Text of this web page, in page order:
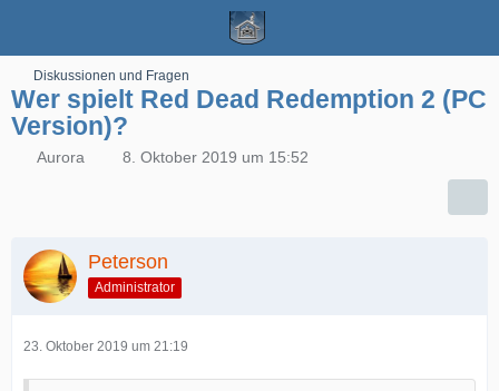
Diskussionen und Fragen
Wer spielt Red Dead Redemption 2 (PC
Version)?
Aurora 8. Oktober 2019 um 15:52
Peterson
Administrator
23. Oktober 2019 um 21:19